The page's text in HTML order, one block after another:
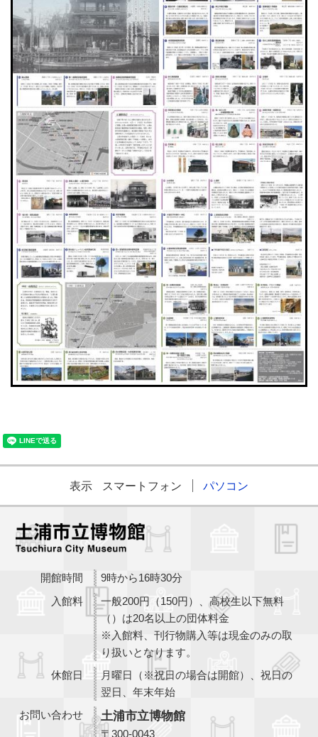
表示 スマートフォン パソコン
開館時間
9時から16時30分
入館料
一般200円（150円）、高校生以下無料
（）は20名以上の団体料金
※入館料、刊行物購入等は現金のみの取
り扱いとなります。
休館日
月曜日（※祝日の場合は開館）、祝日の
翌日、年末年始
お問い合わせ
土浦市立博物館
〒300-0043